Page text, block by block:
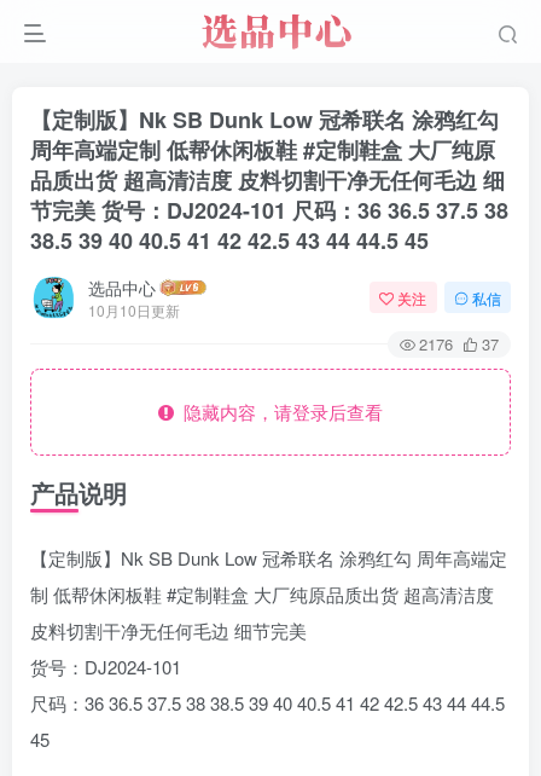
【定制版】Nk SB Dunk Low 冠希联名 涂鸦红勾
周年高端定制 低帮休闲板鞋 #定制鞋盒 大厂纯原
品质出货 超高清洁度 皮料切割干净无任何毛边 细
节完美 货号：DJ2024-101 尺码：36 36.5 37.5 38
38.5 39 40 40.5 41 42 42.5 43 44 44.5 45
选品中心
10月10日更新
关注 私信
2176 37
隐藏内容，请登录后查看
产品说明
【定制版】Nk SB Dunk Low 冠希联名 涂鸦红勾 周年高端定
制 低帮休闲板鞋 #定制鞋盒 大厂纯原品质出货 超高清洁度
皮料切割干净无任何毛边 细节完美
货号：DJ2024-101
尺码：36 36.5 37.5 38 38.5 39 40 40.5 41 42 42.5 43 44 44.5
45